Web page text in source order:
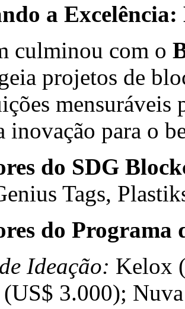
a
culminou com o
projetos de
mensuráveis
inovação para o
do SDG
Tags,
do Programa
Ideação: Kelox
(US$ 3.000);